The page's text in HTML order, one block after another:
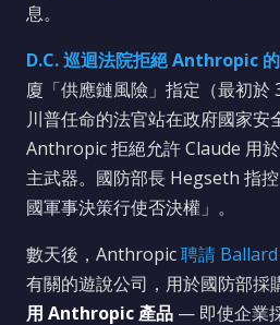
息。
D.C. 巡迴法院拒絕 Anthropic
廈「供應鏈風險」指定（最初於
川普任命的法官站在政府國家安
Anthropic 拒絕允許 Claude 用
主武器。國防部長 Hegseth 指
國軍事決策行使否決權」。
數天後，Anthropic聘請
有關的遊說公司，用於國防部採
用 Anthropic 產品 — 即使企業